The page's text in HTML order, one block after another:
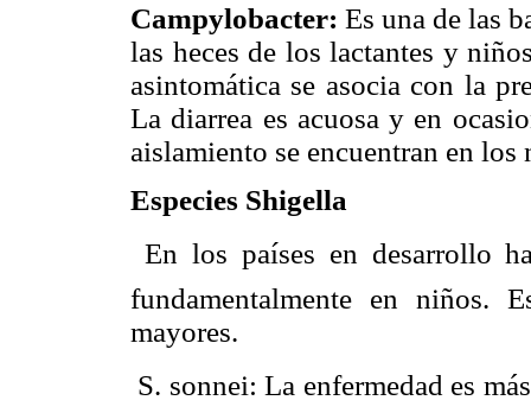
Campylobacter: Es una de las
las heces de los lactantes y
asintomática se asocia con la
La diarrea es acuosa y en
aislamiento se encuentran en los
Especies Shigella
 En los países en desarrollo
fundamentalmente en niños.
mayores.
 S. sonnei: La enfermedad es